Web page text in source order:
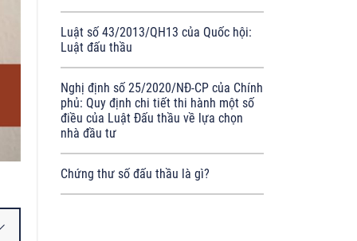
Luật số 43/2013/QH13 của Quốc hội:
Luật đấu thầu
Nghị định số 25/2020/NĐ-CP của Chính
phủ: Quy định chi tiết thi hành một số
điều của Luật Đấu thầu về lựa chọn
nhà đầu tư
Chứng thư số đấu thầu là gì?